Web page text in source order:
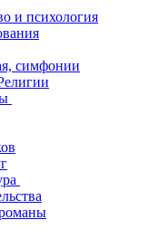
и психология
симфонии